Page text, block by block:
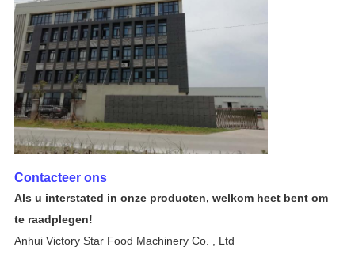
Contacteer ons
Als u interstated in onze producten, welkom heet bent om
te raadplegen!
Anhui Victory Star Food Machinery Co. , Ltd